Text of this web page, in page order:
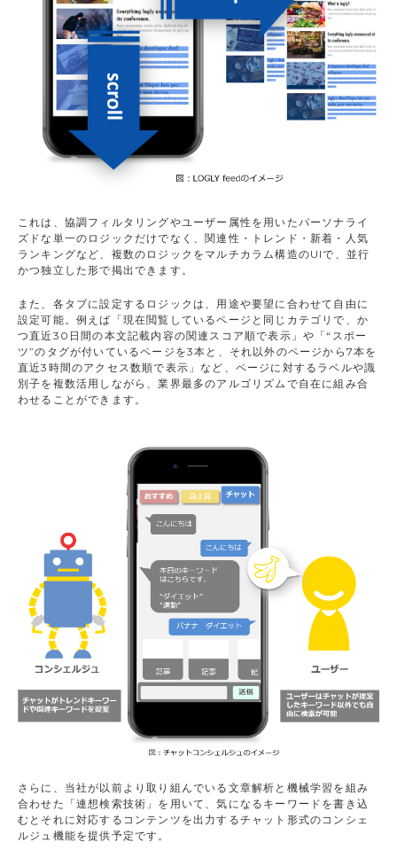
これは、協調フィルタリングやユーザー属性を用いたパーソナライ
ズドな単一のロジックだけでなく、関連性・トレンド・新着・人気
ランキングなど、複数のロジックをマルチカラム構造のUIで、並行
かつ独立した形で掲出できます。
また、各タブに設定するロジックは、用途や要望に合わせて自由に
設定可能。例えば「現在閲覧しているページと同じカテゴリで、か
つ直近30日間の本文記載内容の関連スコア順で表示」や「“スポー
ツ”のタグが付いているページを3本と、それ以外のページから7本を
直近3時間のアクセス数順で表示」など、ページに対するラベルや識
別子を複数活用しながら、業界最多のアルゴリズムで自在に組み合
わせることができます。
さらに、当社が以前より取り組んでいる文章解析と機械学習を組み
合わせた「連想検索技術」を用いて、気になるキーワードを書き込
むとそれに対応するコンテンツを出力するチャット形式のコンシェ
ルジュ機能を提供予定です。